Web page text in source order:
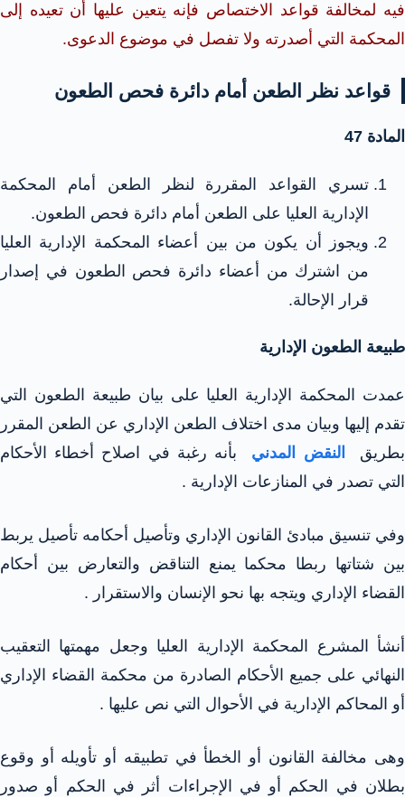
فيه لمخالفة قواعد الاختصاص فإنه يتعين عليها أن تعيده إلى
المحكمة التي أصدرته ولا تفصل في موضوع الدعوى.
قواعد نظر الطعن أمام دائرة فحص الطعون
المادة 47
تسري القواعد المقررة لنظر الطعن أمام المحكمة
الإدارية العليا على الطعن أمام دائرة فحص الطعون.
ويجوز أن يكون من بين أعضاء المحكمة الإدارية العليا
من اشترك من أعضاء دائرة فحص الطعون في إصدار
قرار الإحالة.
طبيعة الطعون الإدارية
عمدت المحكمة الإدارية العليا على بيان طبيعة الطعون التي
تقدم إليها وبيان مدى اختلاف الطعن الإداري عن الطعن المقرر
بطريق
النقض المدني
بأنه رغبة في اصلاح أخطاء الأحكام
التي تصدر في المنازعات الإدارية .
وفي تنسيق مبادئ القانون الإداري وتأصيل أحكامه تأصيل يربط
بين شتاتها ربطا محكما يمنع التناقض والتعارض بين أحكام
القضاء الإداري ويتجه بها نحو الإنسان والاستقرار .
أنشأ المشرع المحكمة الإدارية العليا وجعل مهمتها التعقيب
النهائي على جميع الأحكام الصادرة من محكمة القضاء الإداري
أو المحاكم الإدارية في الأحوال التي نص عليها .
وهى مخالفة القانون أو الخطأ في تطبيقه أو تأويله أو وقوع
بطلان في الحكم أو في الإجراءات أثر في الحكم أو صدور